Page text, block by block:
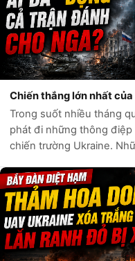
Chiến thắng lớn nhất
Trong suốt nhiều tháng
phát đi những thông điệp
chiến trường Ukraine.
ngợi sức mạnh quân...